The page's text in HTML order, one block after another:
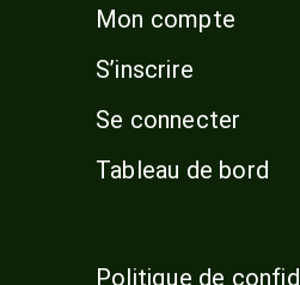
Mon compte
S’inscrire
Se connecter
Tableau de bord
Politique de